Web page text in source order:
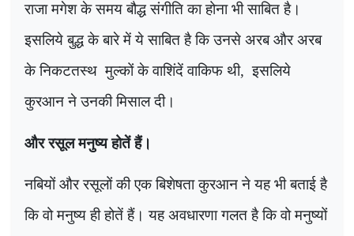
राजा मगेश के समय बौद्ध संगीति का होना भी साबित है।
इसलिये बुद्ध के बारे में ये साबित है कि उनसे अरब और अरब
के निकटतस्थ मुल्कों के वाशिंदें वाकिफ थी, इसलिये
कुरआन ने उनकी मिसाल दी।
और रसूल मनुष्य होतें हैं।
नबियों और रसूलों की एक बिशेषता कुरआन ने यह भी बताई है
कि वो मनुष्य ही होतें हैं। यह अवधारणा गलत है कि वो मनुष्यों